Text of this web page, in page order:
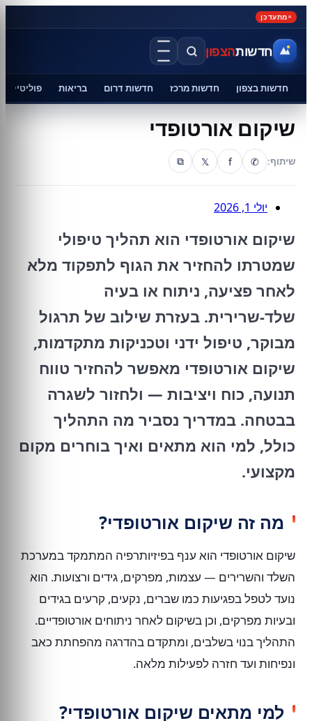
מתעדכן
חדשותהצפון
חדשות בצפון חדשות מרכז חדשות דרום בריאות פוליטיקה
שיקום אורטופדי
שיתוף: ✆
f
𝕏
⧉
יולי 1, 2026
שיקום אורטופדי הוא תהליך טיפולי
שמטרתו להחזיר את הגוף לתפקוד מלא
לאחר פציעה, ניתוח או בעיה
שלד-שרירית. בעזרת שילוב של תרגול
מבוקר, טיפול ידני וטכניקות מתקדמות,
שיקום אורטופדי מאפשר להחזיר טווח
תנועה, כוח ויציבות — ולחזור לשגרה
בבטחה. במדריך נסביר מה התהליך
כולל, למי הוא מתאים ואיך בוחרים מקום
מקצועי.
מה זה שיקום אורטופדי?
שיקום אורטופדי הוא ענף בפיזיותרפיה המתמקד במערכת
השלד והשרירים — עצמות, מפרקים, גידים ורצועות. הוא
נועד לטפל בפגיעות כמו שברים, נקעים, קרעים בגידים
ובעיות מפרקים, וכן בשיקום לאחר ניתוחים אורטופדיים.
התהליך בנוי בשלבים, ומתקדם בהדרגה מהפחתת כאב
ונפיחות ועד חזרה לפעילות מלאה.
למי מתאים שיקום אורטופדי?